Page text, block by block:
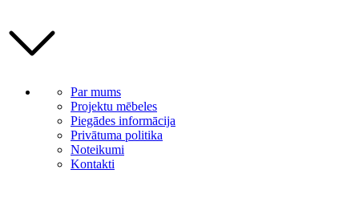
Par mums
Projektu mēbeles
Piegādes informācija
Privātuma politika
Noteikumi
Kontakti